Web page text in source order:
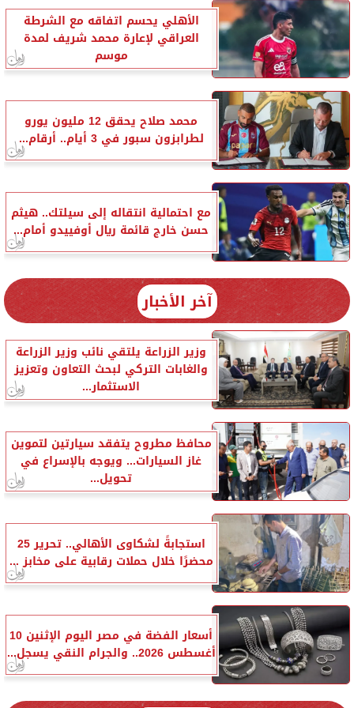
الأهلي يحسم اتفاقه مع الشرطة
العراقي لإعارة محمد شريف لمدة
موسم
محمد صلاح يحقق 12 مليون يورو
لطرابزون سبور في 3 أيام.. أرقام...
مع احتمالية انتقاله إلى سيلتك.. هيثم
حسن خارج قائمة ريال أوفييدو أمام...
آخر الأخبار
وزير الزراعة يلتقي نائب وزير الزراعة
والغابات التركي لبحث التعاون وتعزيز
الاستثمار...
محافظ مطروح يتفقد سيارتين لتموين
غاز السيارات... ويوجه بالإسراع في
تحويل...
استجابةً لشكاوى الأهالي.. تحرير 25
محضرًا خلال حملات رقابية على مخابز ...
أسعار الفضة في مصر اليوم الإثنين 10
أغسطس 2026.. والجرام النقي يسجل...